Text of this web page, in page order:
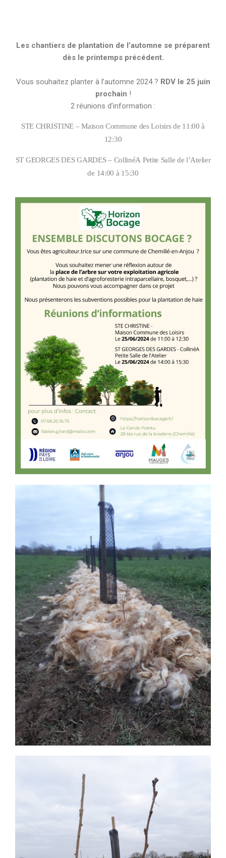
Les chantiers de plantation de l’automne se préparent
dès le printemps précédent.
Vous souhaitez planter à l’automne 2024 ? RDV le 25 juin
prochain !
2 réunions d’information :
STE CHRISTINE – Maison Commune des Loisirs de 11:00 à
12:30
ST GEORGES DES GARDES – CollinéA Petite Salle de l’Atelier
de 14:00 à 15:30